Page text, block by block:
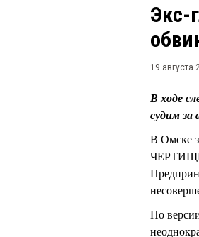
Экс-
19 августа
В ходе
судим за
В Омске
По